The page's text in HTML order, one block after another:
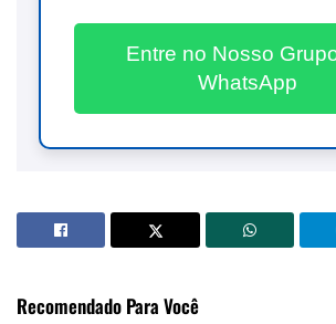
Entre no Nosso
WhatsApp
Recomendado Para Você